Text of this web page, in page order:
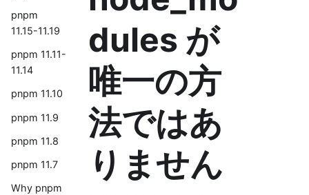
pnpm
11.15-11.19
pnpm 11.11-
11.14
pnpm 11.10
pnpm 11.9
pnpm 11.8
pnpm 11.7
Why pnpm
dules が
唯一の方
法ではあ
りません